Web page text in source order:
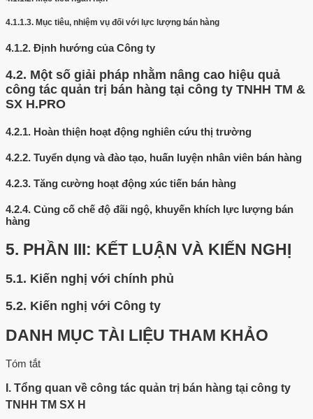
4.1.1.3. Mục tiêu, nhiệm vụ đối với lực lượng bán hàng
4.1.2. Định hướng của Công ty
4.2. Một số giải pháp nhằm nâng cao hiệu quả
công tác quản trị bán hàng tại công ty TNHH TM &
SX H.PRO
4.2.1. Hoàn thiện hoạt động nghiên cứu thị trường
4.2.2. Tuyển dụng và đào tạo, huấn luyện nhân viên bán hàng
4.2.3. Tăng cường hoạt động xúc tiến bán hàng
4.2.4. Củng cố chế độ đãi ngộ, khuyến khích lực lượng bán
hàng
5. PHẦN III: KẾT LUẬN VÀ KIẾN NGHỊ
5.1. Kiến nghị với chính phủ
5.2. Kiến nghị với Công ty
DANH MỤC TÀI LIỆU THAM KHẢO
Tóm tắt
I. Tổng quan về công tác quản trị bán hàng tại công ty
TNHH TM SX H